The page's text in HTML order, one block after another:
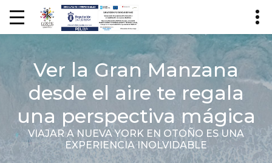
Ver la Gran Manzana
desde el aire te regala
una perspectiva mágica
VIAJAR A NUEVA YORK EN OTOÑO ES UNA
EXPERIENCIA INOLVIDABLE